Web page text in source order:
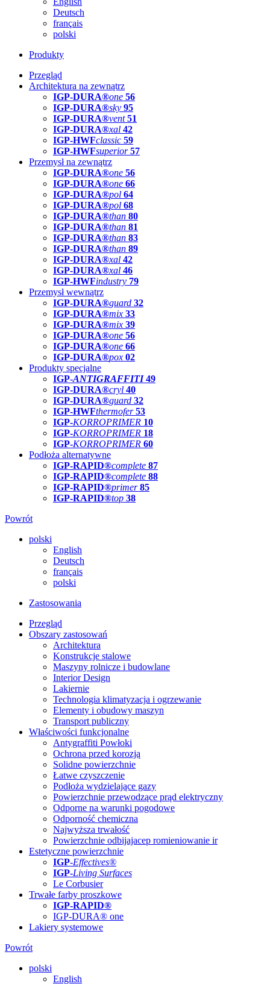
Deutsch
français
polski
Produkty
Przegląd
Architektura na zewnątrz
IGP-DURA®one 56
IGP-DURA®sky 95
IGP-DURA®vent 51
IGP-DURA®xal 42
IGP-HWFclassic 59
IGP-HWFsuperior 57
Przemysł na zewnątrz
IGP-DURA®one 56
IGP-DURA®one 66
IGP-DURA®pol 64
IGP-DURA®pol 68
IGP-DURA®than 80
IGP-DURA®than 81
IGP-DURA®than 83
IGP-DURA®than 89
IGP-DURA®xal 42
IGP-DURA®xal 46
IGP-HWFindustry 79
Przemysł wewnątrz
IGP-DURA®guard 32
IGP-DURA®mix 33
IGP-DURA®mix 39
IGP-DURA®one 56
IGP-DURA®one 66
IGP-DURA®pox 02
Produkty specjalne
IGP-ANTIGRAFFITI49
IGP-DURA®cryl 40
IGP-DURA®guard 32
IGP-HWFthermofer 53
IGP-KORROPRIMER 10
IGP-KORROPRIMER 18
IGP-KORROPRIMER 60
Podłoża alternatywne
IGP-RAPID®complete 87
IGP-RAPID®complete 88
IGP-RAPID®primer 85
IGP-RAPID®top 38
Powrót
polski
English
Deutsch
français
polski
Zastosowania
Przegląd
Obszary zastosowań
Architektura
Konstrukcje stalowe
Maszyny rolnicze i budowlane
Interior Design
Lakiernie
Technologia klimatyzacja i ogrzewanie
Elementy i obudowy maszyn
Transport publiczny
Właściwości funkcjonalne
Antygraffiti Powłoki
Ochrona przed korozją
Solidne powierzchnie
Łatwe czyszczenie
Podłoża wydzielające gazy
Powierzchnie przewodzące prąd elektryczny
Odporne na warunki pogodowe
Odporność chemiczna
Najwyższa trwałość
Powierzchnie odbijajacep romieniowanie ir
Estetyczne powierzchnie
IGP-Effectives®
IGP-Living Surfaces
Le Corbusier
Trwałe farby proszkowe
IGP-RAPID®
IGP-DURA® one
Lakiery systemowe
Powrót
polski
English